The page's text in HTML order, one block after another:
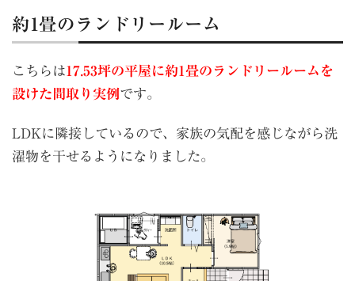
約1畳のランドリールーム
こちらは17.53坪の平屋に約1畳のランドリールームを
設けた間取り実例 です。
LDKに隣接しているので、家族の気配を感じながら洗
濯物を干せるようになりました。